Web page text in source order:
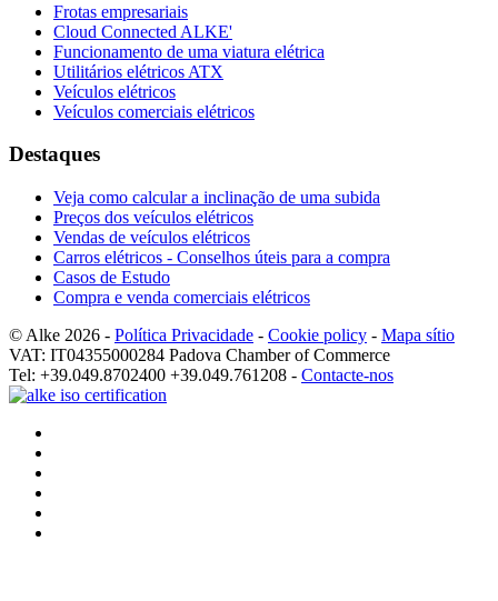
Frotas empresariais
Cloud Connected ALKE'
Funcionamento de uma viatura elétrica
Utilitários elétricos ATX
Veículos elétricos
Veículos comerciais elétricos
Destaques
Veja como calcular a inclinação de uma subida
Preços dos veículos elétricos
Vendas de veículos elétricos
Carros elétricos - Conselhos úteis para a compra
Casos de Estudo
Compra e venda comerciais elétricos
© Alke 2026 - Política Privacidade - Cookie policy - Mapa sítio
VAT: IT04355000284 Padova Chamber of Commerce
Tel: +39.049.8702400 +39.049.761208 - Contacte-nos